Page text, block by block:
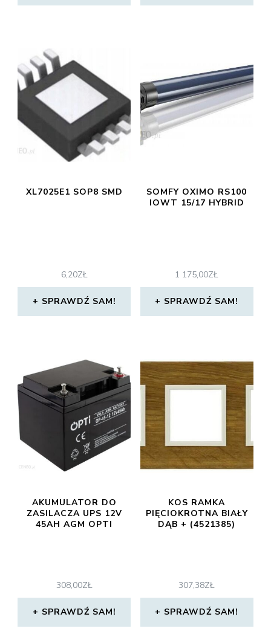
XL7025E1 SOP8 SMD
6,20ZŁ
SPRAWDŹ SAM!
SOMFY OXIMO RS100
IOWT 15/17 HYBRID
1 175,00ZŁ
SPRAWDŹ SAM!
AKUMULATOR DO
ZASILACZA UPS 12V
45AH AGM OPTI
308,00ZŁ
SPRAWDŹ SAM!
KOS RAMKA
PIĘCIOKROTNA BIAŁY
DĄB + (4521385)
307,38ZŁ
SPRAWDŹ SAM!